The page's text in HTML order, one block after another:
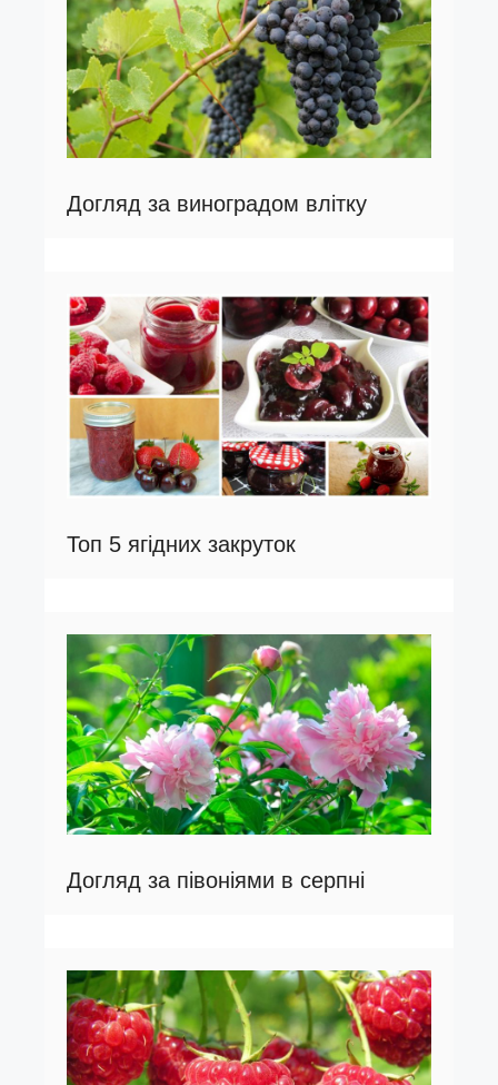
Догляд за виноградом влітку
Топ 5 ягідних закруток
Догляд за півоніями в серпні